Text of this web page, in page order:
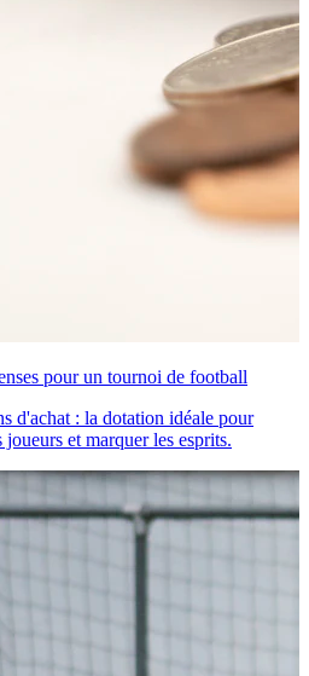
pour un tournoi de football
d'achat : la dotation idéale pour
et marquer les esprits.